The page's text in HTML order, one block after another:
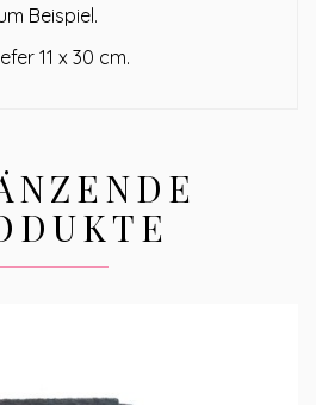
Beispiel.
11 x 30 cm.